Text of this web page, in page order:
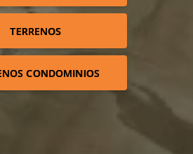
TERRENOS
CONDOMINIOS